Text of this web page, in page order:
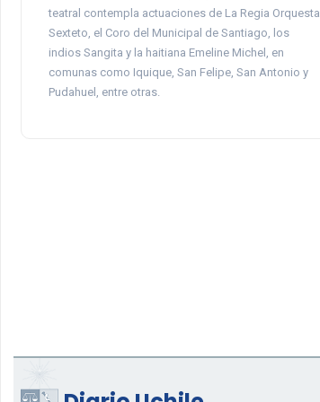
teatral contempla actuaciones de La Regia Orquesta
Sexteto, el Coro del Municipal de Santiago, los
indios Sangita y la haitiana Emeline Michel, en
comunas como Iquique, San Felipe, San Antonio y
Pudahuel, entre otras.